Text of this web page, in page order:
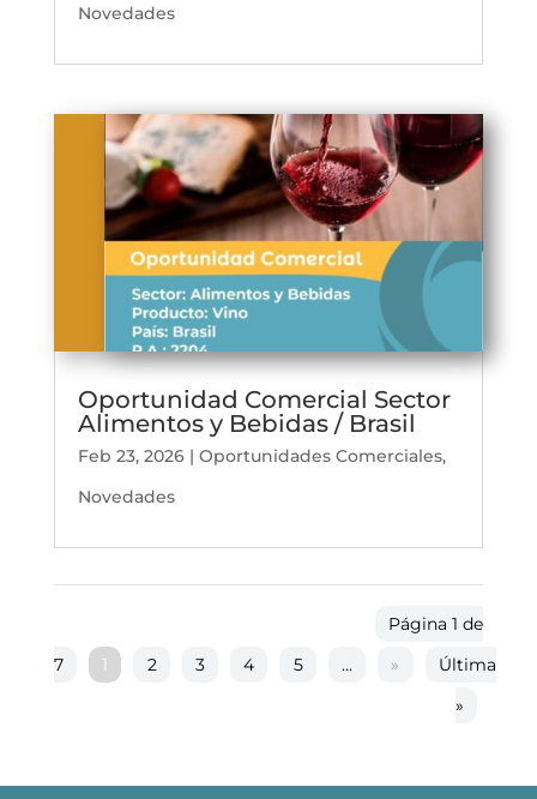
Novedades
Oportunidad Comercial Sector
Alimentos y Bebidas / Brasil
Feb 23, 2026| Oportunidades Comerciales,
Novedades
Página 1 de
7
1 2 3 4 5 ... »
Última
»